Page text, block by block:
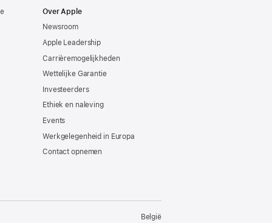
Over Apple
Newsroom
Apple Leadership
Carrièremogelijkheden
Wettelijke Garantie
Investeerders
Ethiek en naleving
Events
Werkgelegenheid in Europa
Contact opnemen
België